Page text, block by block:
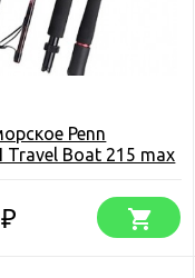
Penn
Travel Boat 215 max
₽